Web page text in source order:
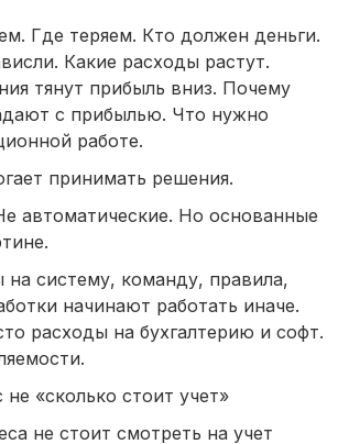
Где теряем. Кто должен деньги.
Какие расходы растут.
тянут прибыль вниз. Почему
с прибылью. Что нужно
работе.
принимать решения.
автоматические. Но основанные
на систему, команду, правила,
начинают работать иначе.
расходы на бухгалтерию и софт.
«сколько стоит учет»
не стоит смотреть на учет